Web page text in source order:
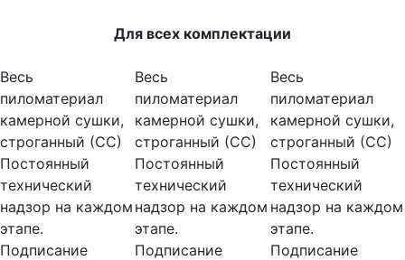
Для всех комплектации
Весь
пиломатериал
камерной сушки,
строганный (СС)
Постоянный
технический
надзор на каждом
этапе.
Подписание
Весь
пиломатериал
камерной сушки,
строганный (СС)
Постоянный
технический
надзор на каждом
этапе.
Подписание
Весь
пиломатериал
камерной сушки,
строганный (СС)
Постоянный
технический
надзор на каждом
этапе.
Подписание